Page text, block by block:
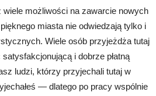
wiele możliwości na zawarcie nowych
miasta nie odwiedzają tylko i
Wiele osób przyjeżdża tutaj
i dobrze płatną
ludzi, którzy przyjechali tutaj w
— dlatego po pracy wspólnie